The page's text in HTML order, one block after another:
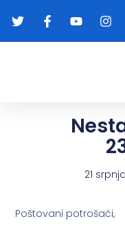
21
Poštovani potrošači,